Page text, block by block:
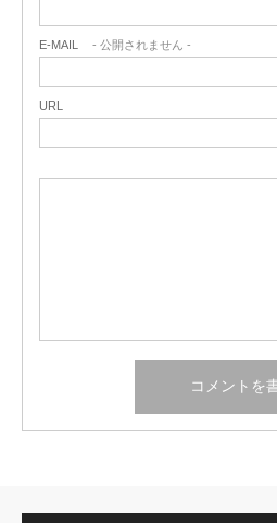
E-MAIL - 公開されません -
URL